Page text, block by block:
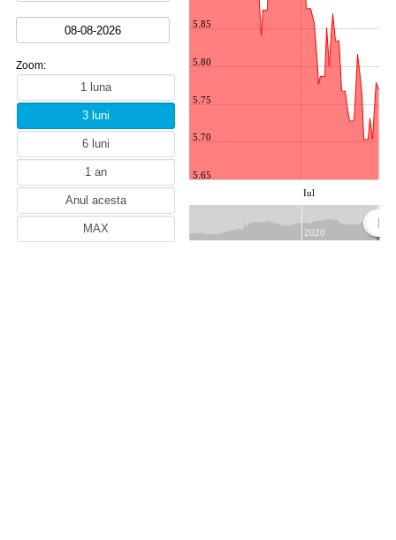
CAD (Dolarul canadian)
DKK (Coroana daneza)
PLN (Zlotul polonez)
SEK (Coroana suedeza)
BGN (Leva bulgareasca)
AED (Dirham E.A.U.)
TRY (Lira turceasca)
ALL (Lek albanez)
AMD (Dram armenesc)
Zoom:
Iul
5.65
5.70
5.75
5.80
5.85
2020